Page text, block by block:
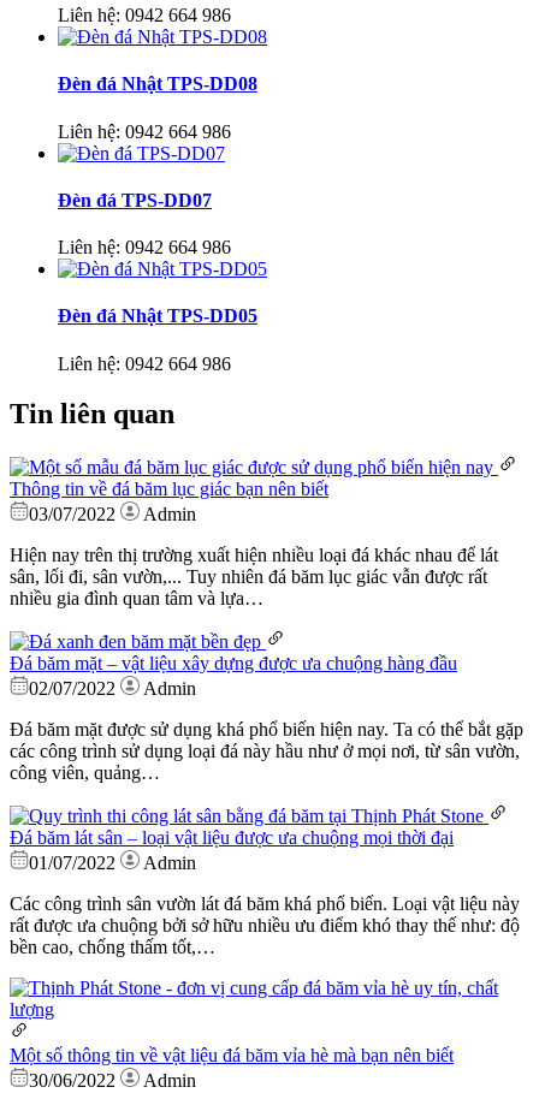
Liên hệ: 0942 664 986
Đèn đá Nhật TPS-DD08
Liên hệ: 0942 664 986
Đèn đá TPS-DD07
Liên hệ: 0942 664 986
Đèn đá Nhật TPS-DD05
Liên hệ: 0942 664 986
Tin liên quan
Thông tin về đá băm lục giác bạn nên biết
03/07/2022
Admin
Hiện nay trên thị trường xuất hiện nhiều loại đá khác nhau để lát
sân, lối đi, sân vườn,... Tuy nhiên đá băm lục giác vẫn được rất
nhiều gia đình quan tâm và lựa…
Đá băm mặt – vật liệu xây dựng được ưa chuộng hàng đầu
02/07/2022
Admin
Đá băm mặt được sử dụng khá phổ biến hiện nay. Ta có thể bắt gặp
các công trình sử dụng loại đá này hầu như ở mọi nơi, từ sân vườn,
công viên, quảng…
Đá băm lát sân – loại vật liệu được ưa chuộng mọi thời đại
01/07/2022
Admin
Các công trình sân vườn lát đá băm khá phổ biến. Loại vật liệu này
rất được ưa chuộng bởi sở hữu nhiều ưu điểm khó thay thế như: độ
bền cao, chống thấm tốt,…
Một số thông tin về vật liệu đá băm vỉa hè mà bạn nên biết
30/06/2022
Admin